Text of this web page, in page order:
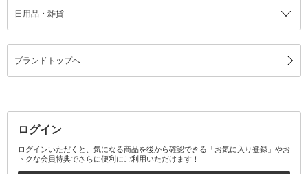
日用品・雑貨
ブランドトップへ
ログイン
ログインいただくと、気になる商品を後から確認できる「お気に入り登録」やお
トクな会員特典でさらに便利にご利用いただけます！